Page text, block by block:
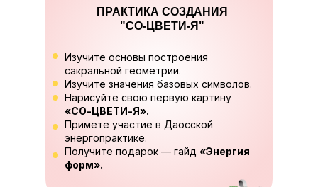
ПРАКТИКА СОЗДАНИЯ
"СО-ЦВЕТИ-Я"
Изучите основы построения
сакральной геометрии.
Изучите значения базовых символов.
Нарисуйте свою первую картину
«СО-ЦВЕТИ-Я».
Примете участие в Даосской
энергопрактике.
Получите подарок — гайд «Энергия
форм».